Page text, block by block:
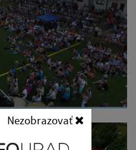
Nezobrazovať